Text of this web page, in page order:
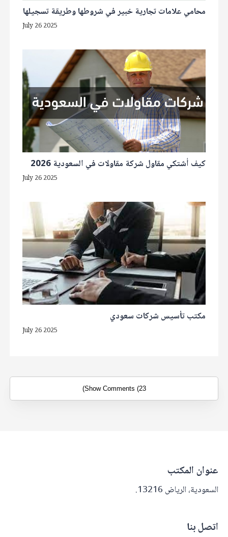
محامي علامات تجارية خبير في شروطها وطريقة تسجيلها
July 26 2025
كيف أشتكي مقاول شركة مقاولات في السعودية 2026
July 26 2025
مكتب تأسيس شركات سعودي
July 26 2025
Show Comments (23)
عنوان المكتب
السعودية، الرياض 13216.
اتصل بنا